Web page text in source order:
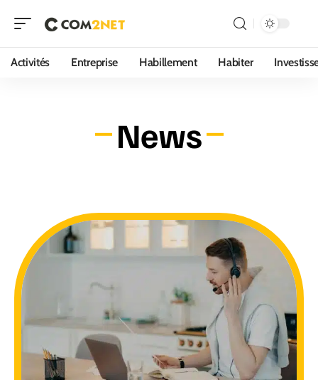
Activités Entreprise Habillement Habiter
News